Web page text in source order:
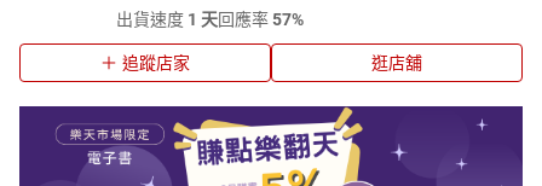
出貨速度 1 天回應率57%
追蹤店家 逛店舖